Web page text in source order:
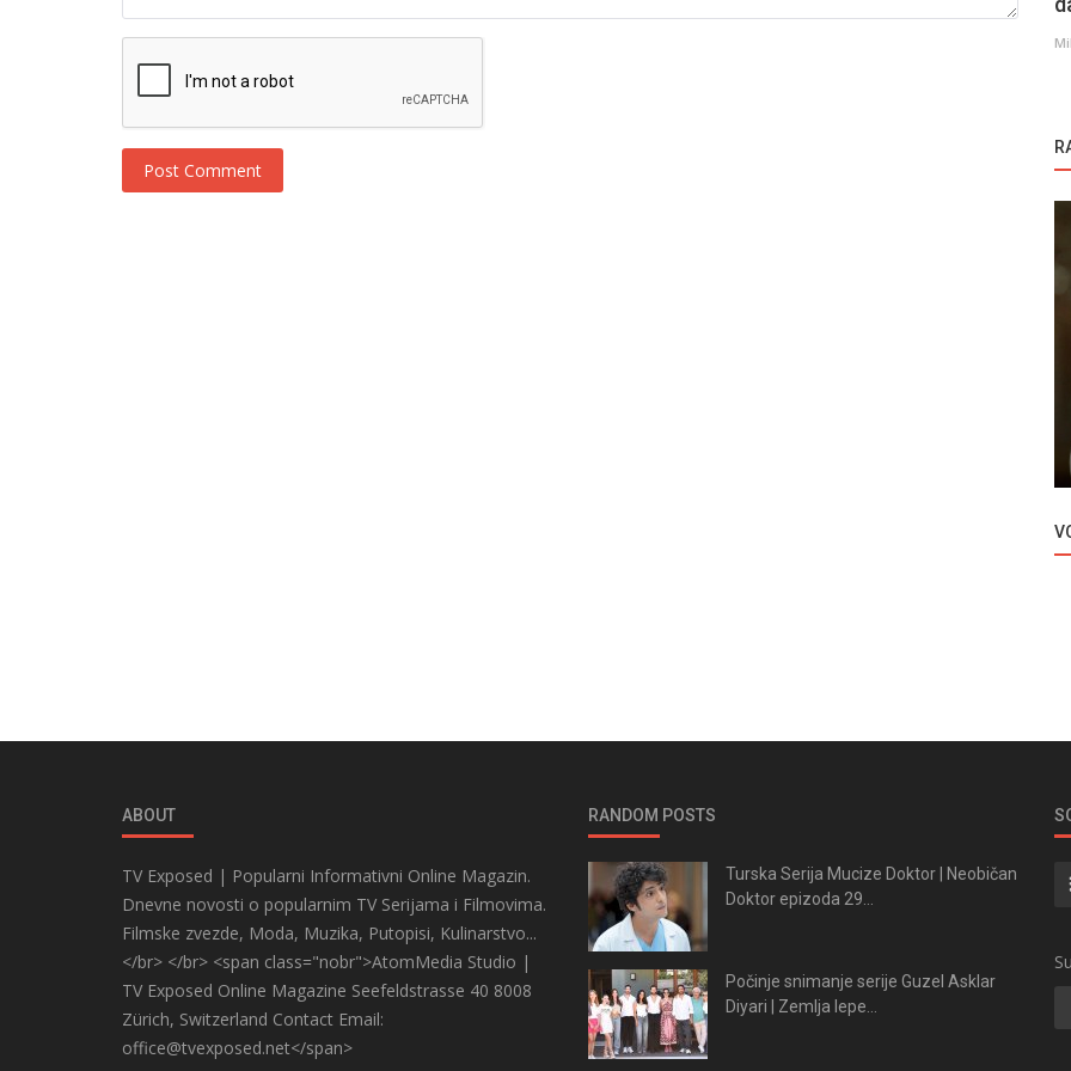
Post Comment
ABOUT
TV Exposed | Popularni Informativni Online Magazin.
Dnevne novosti o popularnim TV Serijama i Filmovima.
Filmske zvezde, Moda, Muzika, Putopisi, Kulinarstvo...
</br> </br> <span class="nobr">AtomMedia Studio |
TV Exposed Online Magazine Seefeldstrasse 40 8008
Zürich, Switzerland Contact Email:
office@tvexposed.net</span>
RANDOM POSTS
Turska Serija Mucize Doktor | Neobičan
Doktor epizoda 29...
Počinje snimanje serije Guzel Asklar
Diyari | Zemlja lepe...